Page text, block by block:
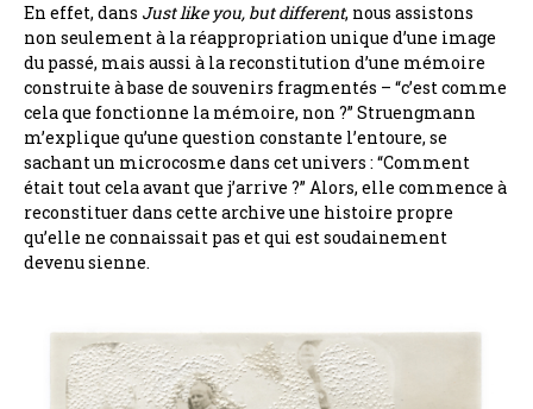
En effet, dans Just like you, but different, nous assistons
non seulement à la réappropriation unique d’une image
du passé, mais aussi à la reconstitution d’une mémoire
construite à base de souvenirs fragmentés – “c’est comme
cela que fonctionne la mémoire, non ?” Struengmann
m’explique qu’une question constante l’entoure, se
sachant un microcosme dans cet univers : “Comment
était tout cela avant que j’arrive ?” Alors, elle commence à
reconstituer dans cette archive une histoire propre
qu’elle ne connaissait pas et qui est soudainement
devenu sienne.